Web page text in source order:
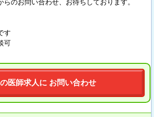
らのお問い合わせ、お待ちしております。
す
可
医師求人に お問い合わせ